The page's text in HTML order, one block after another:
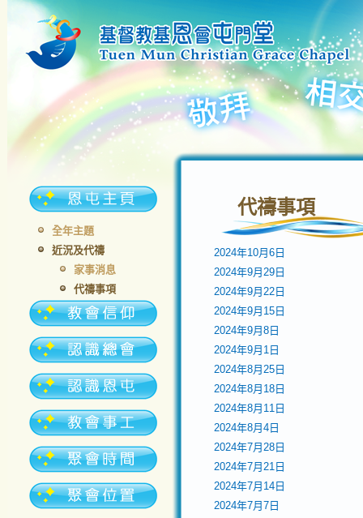
全年主題
近況及代禱
家事消息
代禱事項
代禱事項
2024年10月6日
2024年9月29日
2024年9月22日
2024年9月15日
2024年9月8日
2024年9月1日
2024年8月25日
2024年8月18日
2024年8月11日
2024年8月4日
2024年7月28日
2024年7月21日
2024年7月14日
2024年7月7日